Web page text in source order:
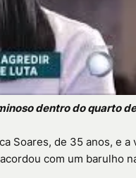
dentro do quarto
Soares, de 35 anos, e
com um barulho